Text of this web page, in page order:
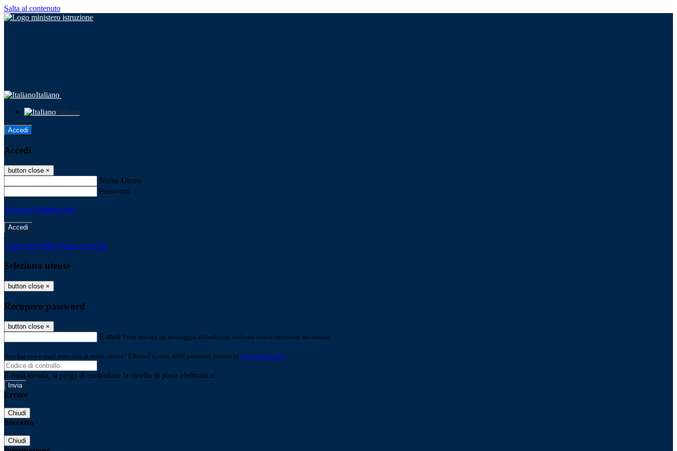
Salta al contenuto
Italiano
Italiano
Accedi
Accedi
button close ×
Nome Utente
Password
Password dimenticata?
-
Entra con SPID Entra con CIE
Seleziona utente
button close ×
Recupero password
button close ×
E-mail Verrà inviato un messaggio all'indirizzo indicato con le istruzioni necessarie.
Non hai una e-mail associata al nome utente? Effettua il reset della password tramite la Login Spaggiari
E-mail inviata, si prega di controllare la casella di posta elettronica!
Errore
Chiudi
Successo
Chiudi